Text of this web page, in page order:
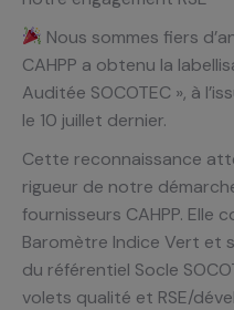
Nous sommes fiers
CAHPP a obtenu la
Auditée SOCOTEC », à
le 10 juillet dernier.
Cette reconnaissance
rigueur de notre
fournisseurs CAHPP. Elle
Baromètre Indice Vert et
du référentiel Socle
volets qualité et RSE/